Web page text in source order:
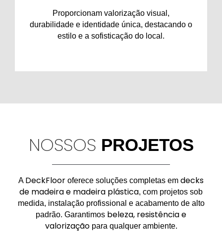
Proporcionam valorização visual,
durabilidade e identidade única, destacando o
estilo e a sofisticação do local.
NOSSOS PROJETOS
A DeckFloor oferece soluções completas em decks
de madeira e madeira plástica, com projetos sob
medida, instalação profissional e acabamento de alto
padrão. Garantimos beleza, resistência e
valorizaçãopara qualquer ambiente.